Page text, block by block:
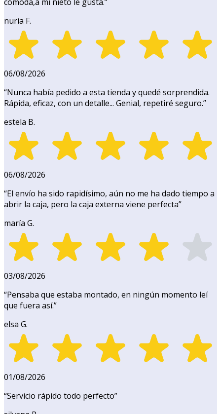
nuria F.
06/08/2026
“Nunca había pedido a esta tienda y quedé sorprendida.
Rápida, eficaz, con un detalle... Genial, repetiré seguro.”
estela B.
06/08/2026
“El envío ha sido rapidísimo, aún no me ha dado tiempo a
abrir la caja, pero la caja externa viene perfecta”
maría G.
03/08/2026
“Pensaba que estaba montado, en ningún momento leí
que fuera así.”
elsa G.
01/08/2026
“Servicio rápido todo perfecto”